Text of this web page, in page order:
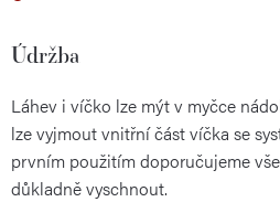
Údržba
Láhev i víčko lze mýt v myčce
lze vyjmout vnitřní část víčka se
prvním použitím doporučujeme
důkladně vyschnout.